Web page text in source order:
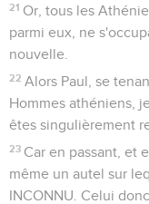
21 Or, tous les
parmi eux, ne
nouvelle.
22 Alors Paul, se
Hommes athéniens,
êtes singulièrement
23 Car en passant, et
même un autel sur
INCONNU. Celui